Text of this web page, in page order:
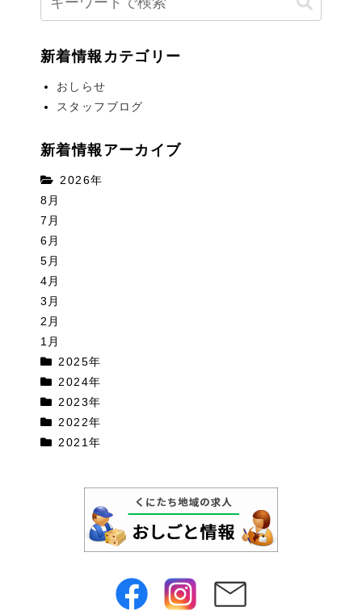
新着情報カテゴリー
おしらせ
スタッフブログ
新着情報アーカイブ
2026年
8月
7月
6月
5月
4月
3月
2月
1月
2025年
2024年
2023年
2022年
2021年